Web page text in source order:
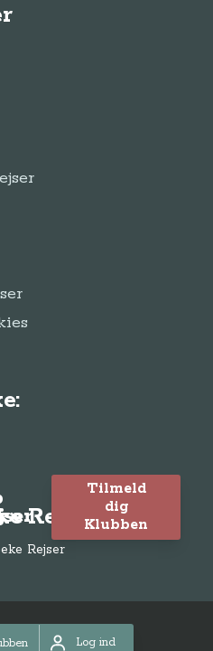
Log ind
Log ind
Rejser
Tilmeld
dig
Klubben
Rejser2026